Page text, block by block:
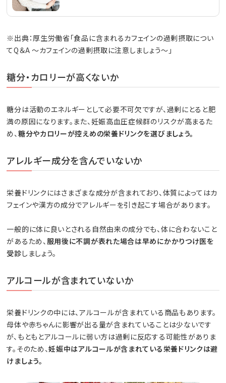
※出典：厚生労働省「食品に含まれるカフェインの過剰摂取につい
てQ＆A ～カフェインの過剰摂取に注意しましょう～」
糖分・カロリーが高くないか
糖分は活動のエネルギーとして必要不可欠ですが、過剰にとると肥
満の原因になります。また、妊娠高血圧症候群のリスクが高まるた
め、糖分やカロリーが控えめの栄養ドリンクを選びましょう。
アレルギー成分を含んでいないか
栄養ドリンクにはさまざまな成分が含まれており、体質によってはカ
フェインや漢方の成分でアレルギーを引き起こす場合があります。
一般的に体に良いとされる自然由来の成分でも、体に合わないこと
があるため、服用後に不調が表れた場合は早めにかかりつけ医を
受診しましょう。
アルコールが含まれていないか
栄養ドリンクの中には、アルコールが含まれている商品もあります。
母体や赤ちゃんに影響が出る量が含まれていることは少ないです
が、もともとアルコールに弱い方は過剰に反応する可能性がありま
す。そのため、妊娠中はアルコールが含まれている栄養ドリンクは避
けましょう。